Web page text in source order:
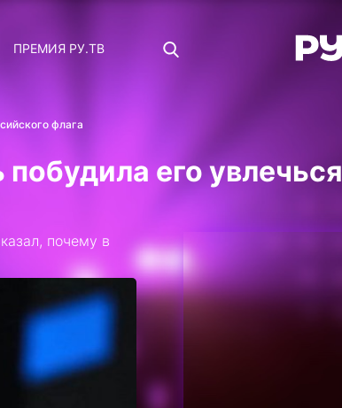
ПРЕМИЯ РУ.ТВ
флага
его увлечься
почему в